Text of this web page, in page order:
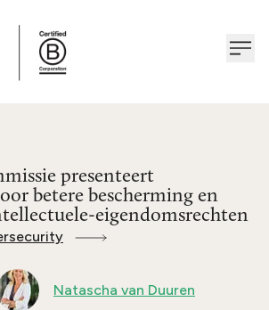
presenteert
betere bescherming en
eigendomsrechten
Natascha van Duuren